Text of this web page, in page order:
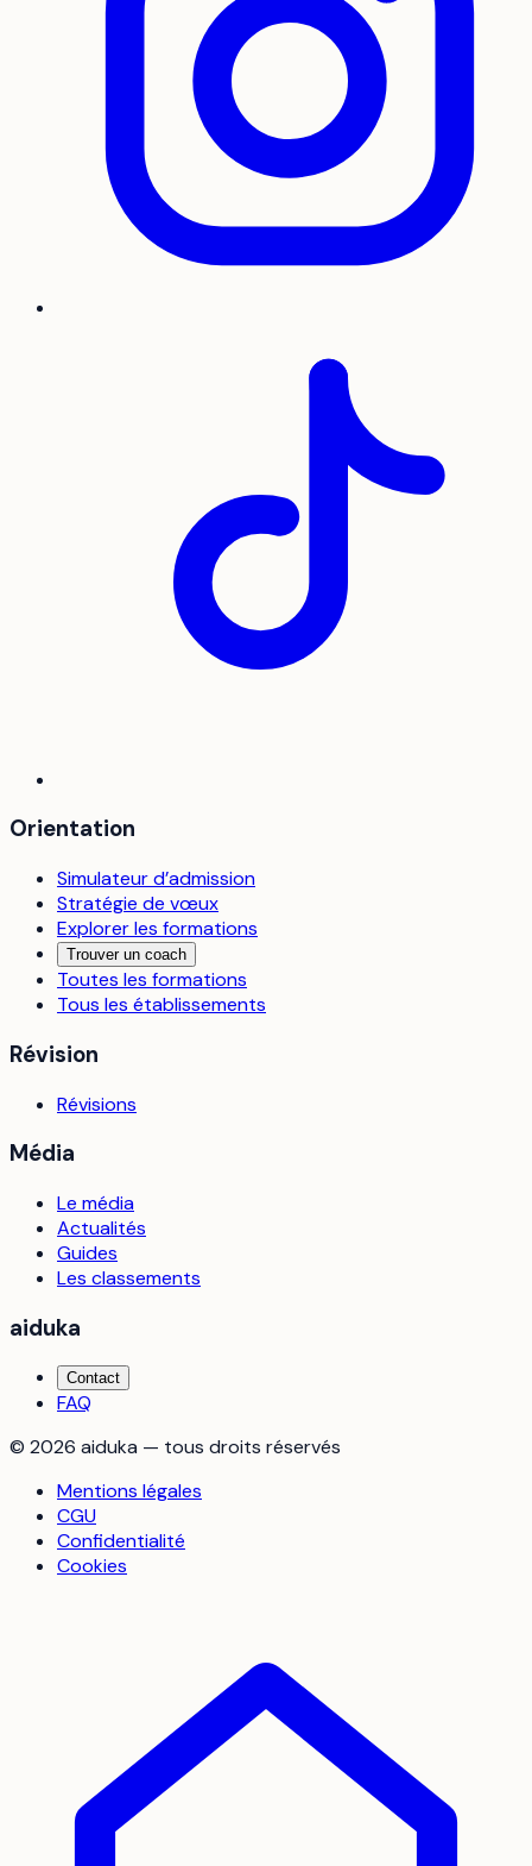
Orientation
Simulateur d’admission
Stratégie de vœux
Explorer les formations
Trouver un coach
Toutes les formations
Tous les établissements
Révision
Révisions
Média
Le média
Actualités
Guides
Les classements
aiduka
Contact
FAQ
© 2026 aiduka — tous droits réservés
Mentions légales
CGU
Confidentialité
Cookies